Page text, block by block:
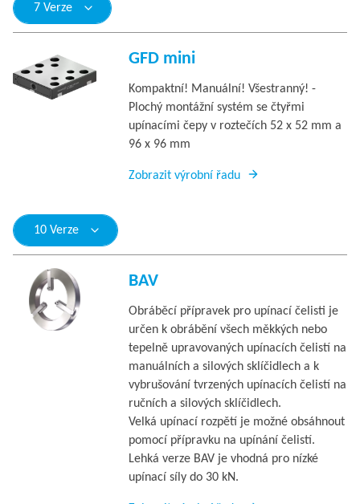
7 Verze
GFD mini
Kompaktní! Manuální! Všestranný! -
Plochý montážní systém se čtyřmi
upínacími čepy v roztečích 52 x 52 mm a
96 x 96 mm
Zobrazit výrobní řadu
10 Verze
BAV
Obráběcí přípravek pro upínací čelisti je
určen k obrábění všech měkkých nebo
tepelně upravovaných upínacích čelistí na
manuálních a silových sklíčidlech a k
vybrušování tvrzených upínacích čelistí na
ručních a silových sklíčidlech.
Velká upínací rozpětí je možné obsáhnout
pomocí přípravku na upínání čelistí.
Lehká verze BAV je vhodná pro nízké
upínací síly do 30 kN.